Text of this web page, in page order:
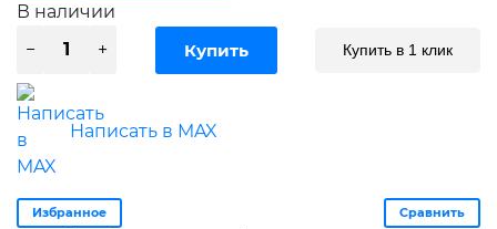
В наличии
Купить в 1 клик
Написать в MAX
Избранное Сравнить